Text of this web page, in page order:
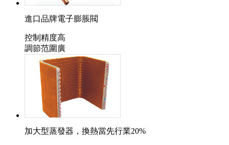
進口品牌電子膨脹閥
控制精度高
調節范圍廣
加大型蒸發器，換熱當先行業20%